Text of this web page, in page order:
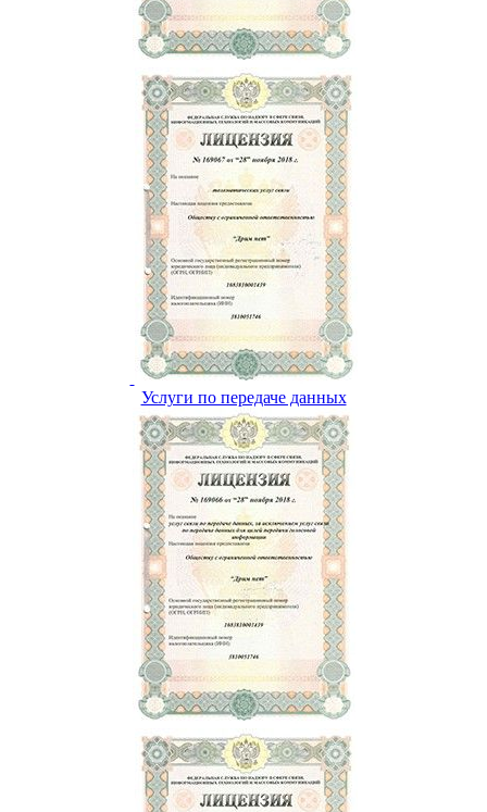
Услуги по передаче данных